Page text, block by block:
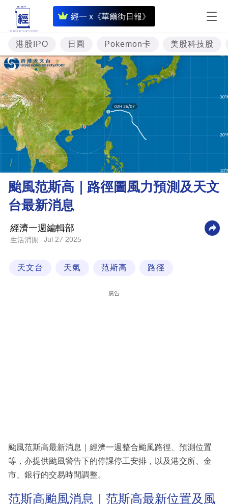
經一 x《華爾街日報》
即
時
財
經
專
題
投
資
樓
市
理
財
商
業
科
區
港股IPO 日圓 Pokemon卡 美股科技股
颱風范斯高｜路徑圖風力預測及天文
台最新消息
經濟一週編輯部
生活消閒 Jul 27 2025
天文台 天氣 范斯高 路徑
廣告
颱風范斯高最新消息｜經濟一週整合颱風路徑、預測位置
等，亦提供颱風警告下的停課停工安排，以及港交所、金
市、銀行的交易時間調整。
范斯高颱風消息｜范斯高最新位置及風